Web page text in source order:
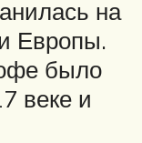
на
Европы.
было
веке и